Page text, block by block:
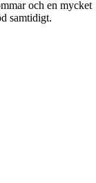
och en mycket
samtidigt.